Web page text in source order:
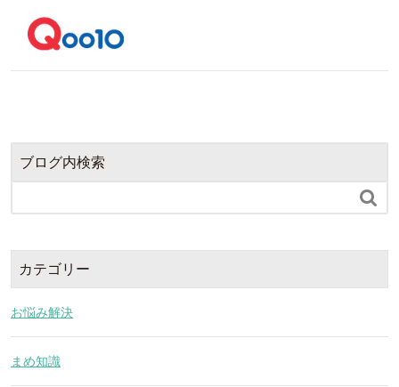
ブログ内検索

カテゴリー
お悩み解決
まめ知識